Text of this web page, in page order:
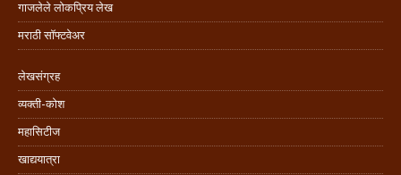
गाजलेले लोकप्रिय लेख
मराठी सॉफ्टवेअर
लेखसंग्रह
व्यक्ती-कोश
महासिटीज
खाद्ययात्रा